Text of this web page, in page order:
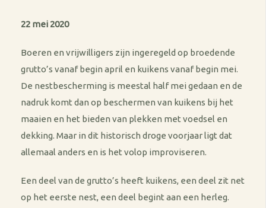
22 mei 2020
Boeren en vrijwilligers zijn ingeregeld op broedende
grutto’s vanaf begin april en kuikens vanaf begin mei.
De nestbescherming is meestal half mei gedaan en de
nadruk komt dan op beschermen van kuikens bij het
maaien en het bieden van plekken met voedsel en
dekking. Maar in dit historisch droge voorjaar ligt dat
allemaal anders en is het volop improviseren.
Een deel van de grutto’s heeft kuikens, een deel zit net
op het eerste nest, een deel begint aan een herleg.